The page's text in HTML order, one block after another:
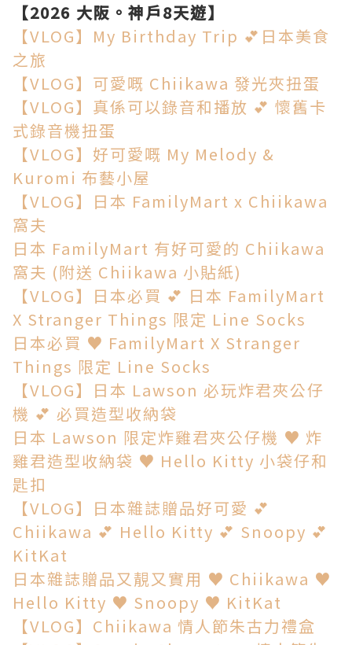
【2026 大阪。神戶8天遊】
【VLOG】My Birthday Trip 💕日本美食
之旅
【VLOG】可愛嘅 Chiikawa 發光夾扭蛋
【VLOG】真係可以錄音和播放 💕 懷舊卡
式錄音機扭蛋
【VLOG】好可愛嘅 My Melody &
Kuromi 布藝小屋
【VLOG】日本 FamilyMart x Chiikawa
窩夫
日本 FamilyMart 有好可愛的 Chiikawa
窩夫 (附送 Chiikawa 小貼紙)
【VLOG】日本必買 💕 日本 FamilyMart
X Stranger Things 限定 Line Socks
日本必買 ♥ FamilyMart X Stranger
Things 限定 Line Socks
【VLOG】日本 Lawson 必玩炸君夾公仔
機 💕 必買造型收納袋
日本 Lawson 限定炸雞君夾公仔機 ♥ 炸
雞君造型收納袋 ♥ Hello Kitty 小袋仔和
匙扣
【VLOG】日本雜誌贈品好可愛 💕
Chiikawa 💕 Hello Kitty 💕 Snoopy 💕
KitKat
日本雜誌贈品又靚又實用 ♥ Chiikawa ♥
Hello Kitty ♥ Snoopy ♥ KitKat
【VLOG】Chiikawa 情人節朱古力禮盒